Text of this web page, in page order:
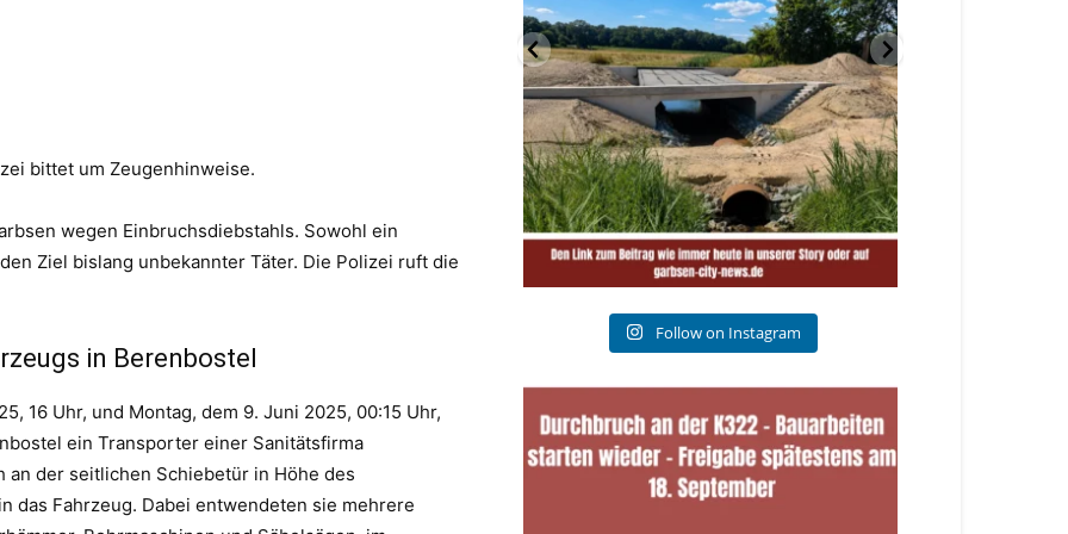
bittet um Zeugenhinweise.
wegen Einbruchsdiebstahls. Sowohl ein
Ziel bislang unbekannter Täter. Die Polizei ruft die
in Berenbostel
16 Uhr, und Montag, dem 9. Juni 2025, 00:15 Uhr,
ein Transporter einer Sanitätsfirma
der seitlichen Schiebetür in Höhe des
das Fahrzeug. Dabei entwendeten sie mehrere
Follow on Instagram